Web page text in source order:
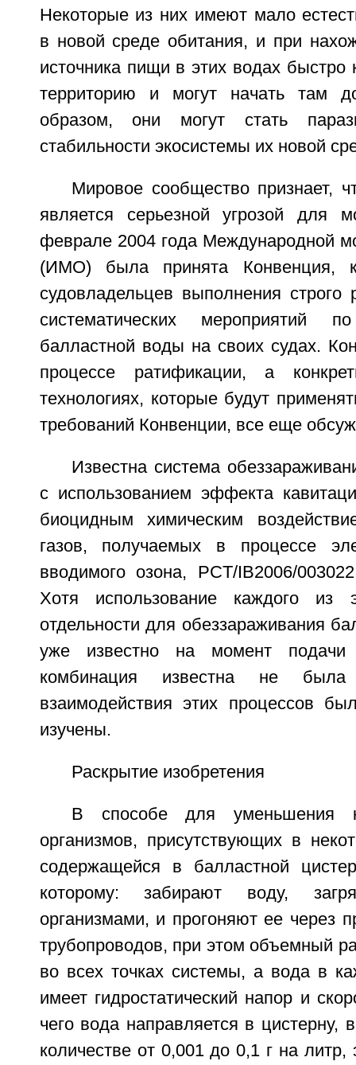
Некоторые из них имеют мало
в новой среде обитания, и при
источника пищи в этих водах быстро
территорию и могут начать там
образом, они могут стать
стабильности экосистемы их новой
Мировое сообщество признает,
является серьезной угрозой для
феврале 2004 года Международной
(ИМО) была принята Конвенция,
судовладельцев выполнения строго
систематических мероприятий
балластной воды на своих судах.
процессе ратификации, а
технологиях, которые будут
требований Конвенции, все еще
Известна система
с использованием эффекта
биоцидным химическим
газов, получаемых в процессе
вводимого озона, PCT/IB2006/
Хотя использование каждого из
отдельности для обеззараживания
уже известно на момент подачи
комбинация известна не
взаимодействия этих процессов
изучены.
Раскрытие изобретения
В способе для уменьшения
организмов, присутствующих в
содержащейся в балластной
которому: забирают воду,
организмами, и прогоняют ее через
трубопроводов, при этом объемный
во всех точках системы, а вода в
имеет гидростатический напор и
чего вода направляется в цистерну,
количестве от 0,001 до 0,1 г на литр,